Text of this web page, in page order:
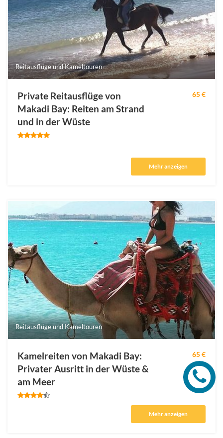
Reitausflüge und Kameltouren
Private Reitausflüge von
Makadi Bay: Reiten am Strand
und in der Wüste
65 €
Mehr anzeigen
Reitausflüge und Kameltouren
Kamelreiten von Makadi Bay:
Privater Ausritt in der Wüste &
am Meer
65 €
Mehr anzeigen